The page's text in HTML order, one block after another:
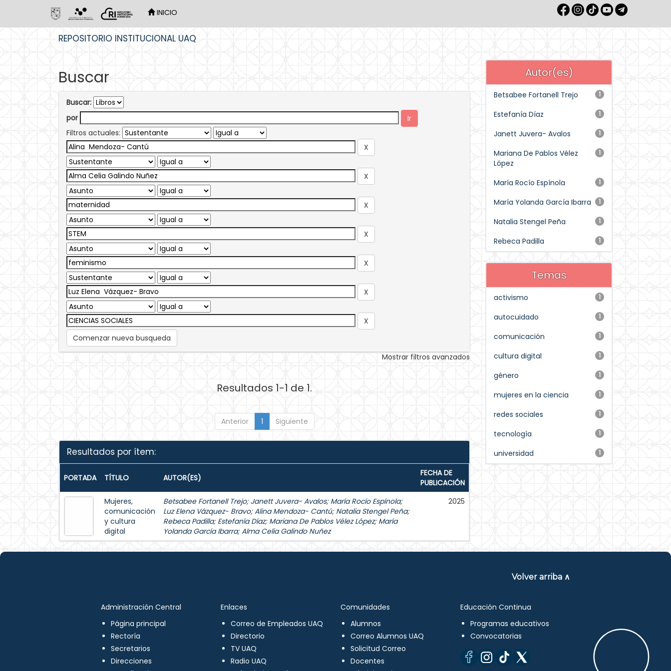
INICIO
REPOSITORIO INSTITUCIONAL UAQ
Buscar
Buscar:
por
Filtros actuales:
Comenzar nueva busqueda
Mostrar filtros avanzados
Resultados 1-1 de 1.
Anterior 1 Siguiente
Resultados por ítem:
PORTADA TÍTULO AUTOR(ES)
FECHA DE
PUBLICACIÓN
Mujeres,
comunicación
y cultura
digital
Betsabee Fortanell Trejo; Janett Juvera- Avalos; María Rocío Espínola;
Luz Elena Vázquez- Bravo;Alina Mendoza- Cantú; Natalia Stengel Peña;
Rebeca Padilla; Estefanía Díaz; Mariana De Pablos Vélez López; María
Yolanda García Ibarra;Alma Celia Galindo Nuñez
2025
Autor(es)
1
Betsabee Fortanell Trejo
1
Estefanía Díaz
1
Janett Juvera- Avalos
1
Mariana De Pablos Vélez
López
1
María Rocío Espínola
1
María Yolanda García Ibarra
1
Natalia Stengel Peña
1
Rebeca Padilla
Temas
1
activismo
1
autocuidado
1
comunicación
1
cultura digital
1
género
1
mujeres en la ciencia
1
redes sociales
1
tecnología
1
universidad
Volver arriba ∧
Administración Central
Página principal
Rectoría
Secretarios
Direcciones
Enlaces
Correo de Empleados UAQ
Directorio
TV UAQ
Radio UAQ
Comunidades
Alumnos
Correo Alumnos UAQ
Solicitud Correo
Docentes
Educación Continua
Programas educativos
Convocatorias